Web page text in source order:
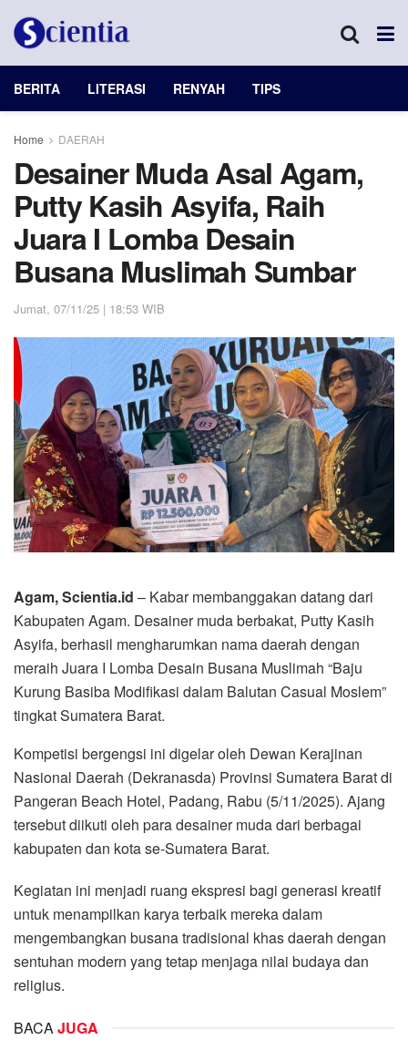
BERITA LITERASI RENYAH TIPS
Home DAERAH
Desainer Muda Asal Agam,
Putty Kasih Asyifa, Raih
Juara I Lomba Desain
Busana Muslimah Sumbar
Jumat, 07/11/25 | 18:53 WIB
Agam, Scientia.id – Kabar membanggakan datang dari
Kabupaten Agam. Desainer muda berbakat, Putty Kasih
Asyifa, berhasil mengharumkan nama daerah dengan
meraih Juara I Lomba Desain Busana Muslimah “Baju
Kurung Basiba Modifikasi dalam Balutan Casual Moslem”
tingkat Sumatera Barat.
Kompetisi bergengsi ini digelar oleh Dewan Kerajinan
Nasional Daerah (Dekranasda) Provinsi Sumatera Barat di
Pangeran Beach Hotel, Padang, Rabu (5/11/2025). Ajang
tersebut diikuti oleh para desainer muda dari berbagai
kabupaten dan kota se-Sumatera Barat.
Kegiatan ini menjadi ruang ekspresi bagi generasi kreatif
untuk menampilkan karya terbaik mereka dalam
mengembangkan busana tradisional khas daerah dengan
sentuhan modern yang tetap menjaga nilai budaya dan
religius.
BACAJUGA